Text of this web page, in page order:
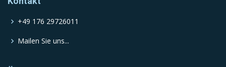
+49 176 29726011
Mailen Sie uns...